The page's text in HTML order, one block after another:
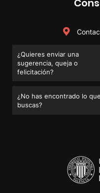
¿Quieres enviar una
sugerencia, queja o
felicitación?
¿No has encontrado lo que
buscas?